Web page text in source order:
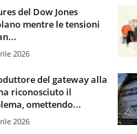
del Dow Jones
mentre le tensioni
2026
del gateway alla
riconosciuto il
omettendo...
2026